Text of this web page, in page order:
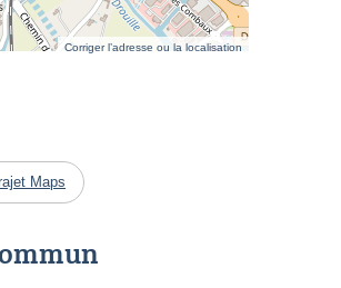
Corriger l’adresse ou la localisation
Maps